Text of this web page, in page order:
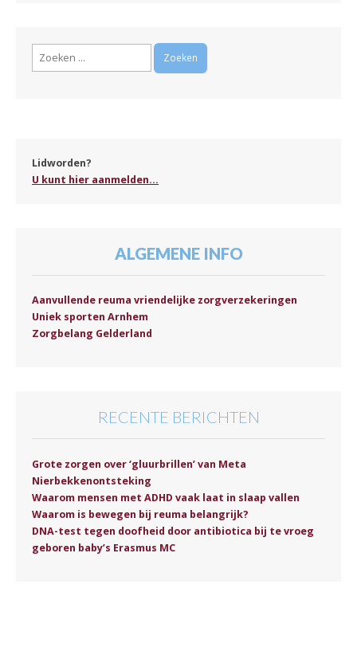
Zoeken
Lidworden?
U kunt hier aanmelden...
ALGEMENE INFO
Aanvullende reuma vriendelijke zorgverzekeringen
Uniek sporten Arnhem
Zorgbelang Gelderland
RECENTE BERICHTEN
Grote zorgen over ‘gluurbrillen’ van Meta
Nierbekkenontsteking
Waarom mensen met ADHD vaak laat in slaap vallen
Waarom is bewegen bij reuma belangrijk?
DNA-test tegen doofheid door antibiotica bij te vroeg
geboren baby’s Erasmus MC